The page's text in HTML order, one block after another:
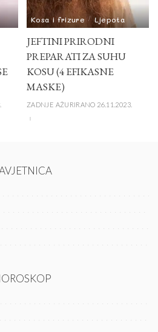
Kosa i frizure Ljepota
JEFTINI PRIRODNI
PREPARATI ZA SUHU
KOSU (4 EFIKASNE
MASKE)
ZADNJE AŽURIRANO 26.11.2023.